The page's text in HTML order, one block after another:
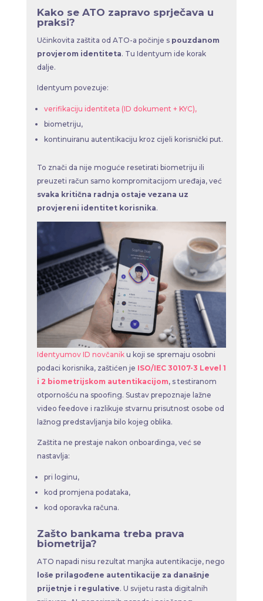
Kako se ATO zapravo sprječava u
praksi?
Učinkovita zaštita od ATO-a počinje s pouzdanom
provjerom identiteta. Tu Identyum ide korak
dalje.
Identyum povezuje:
verifikaciju identiteta (ID dokument + KYC),
biometriju,
kontinuiranu autentikaciju kroz cijeli korisnički put.
To znači da nije moguće resetirati biometriju ili
preuzeti račun samo kompromitacijom uređaja, već
svaka kritična radnja ostaje vezana uz
provjereni identitet korisnika.
Identyumov ID novčaniku koji se spremaju osobni
podaci korisnika, zaštićen je ISO/IEC 30107-3 Level 1
i 2 biometrijskom autentikacijom, s testiranom
otpornošću na spoofing. Sustav prepoznaje lažne
video feedove i razlikuje stvarnu prisutnost osobe od
lažnog predstavljanja bilo kojeg oblika.
Zaštita ne prestaje nakon onboardinga, već se
nastavlja:
pri loginu,
kod promjena podataka,
kod oporavka računa.
Zašto bankama treba prava
biometrija?
ATO napadi nisu rezultat manjka autentikacije, nego
loše prilagođene autentikacije za današnje
prijetnje i regulative. U svijetu rasta digitalnih